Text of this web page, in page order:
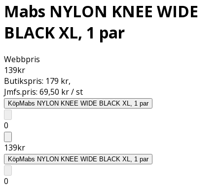
Mabs NYLON KNEE WIDE
BLACK XL, 1 par
Webbpris
139kr
Butikspris: 179 kr,
Jmfs.pris: 69,50 kr / st
KöpMabs NYLON KNEE WIDE BLACK XL, 1 par
0
139kr
KöpMabs NYLON KNEE WIDE BLACK XL, 1 par
0